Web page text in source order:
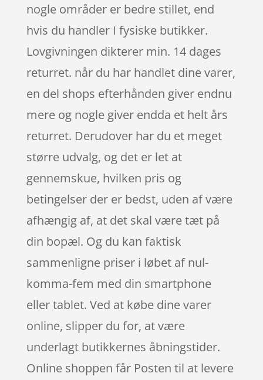
nogle områder er bedre stillet, end
hvis du handler I fysiske butikker.
Lovgivningen dikterer min. 14 dages
returret. når du har handlet dine varer,
en del shops efterhånden giver endnu
mere og nogle giver endda et helt års
returret. Derudover har du et meget
større udvalg, og det er let at
gennemskue, hvilken pris og
betingelser der er bedst, uden af være
afhængig af, at det skal være tæt på
din bopæl. Og du kan faktisk
sammenligne priser i løbet af nul-
komma-fem med din smartphone
eller tablet. Ved at købe dine varer
online, slipper du for, at være
underlagt butikkernes åbningstider.
Online shoppen får Posten til at levere